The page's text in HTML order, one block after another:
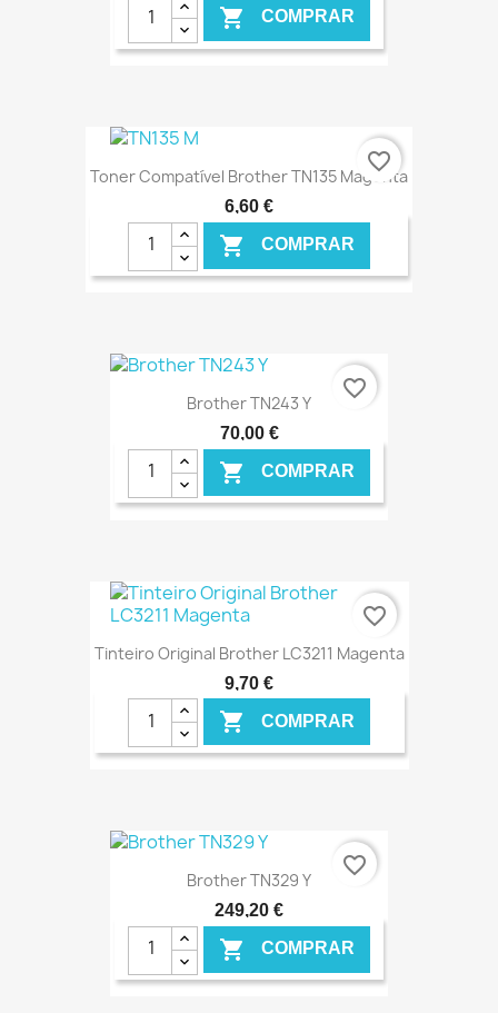
 COMPRAR
€ ONLINE
Toner Compatível Brother TN135 Magenta
6,60 €
 COMPRAR
€ ONLINE
favorite_border
Brother TN243 Y
70,00 €
 COMPRAR
€ ONLINE
favorite_border
Tinteiro Original Brother LC3211 Magenta
9,70 €
 COMPRAR
favorite_border
Brother TN329 Y
249,20 €
 COMPRAR
favorite_border